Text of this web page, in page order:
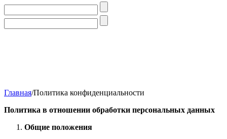
Главная/Политика конфиденциальности
Политика в отношении обработки персональных данных
Общие положения